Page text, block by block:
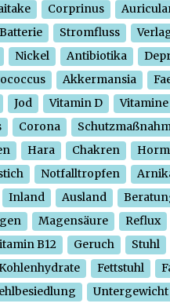
Corprinus
Batterie Stromfluss
Nickel Antibiotika
Akkermansia
Jod Vitamin D
Vitamine
Corona
Hara Chakren
Notfalltropfen
Inland Ausland
Magensäure
Reflux
B12 Geruch
Stuhl
Kohlenhydrate Fettstuhl
Untergewicht